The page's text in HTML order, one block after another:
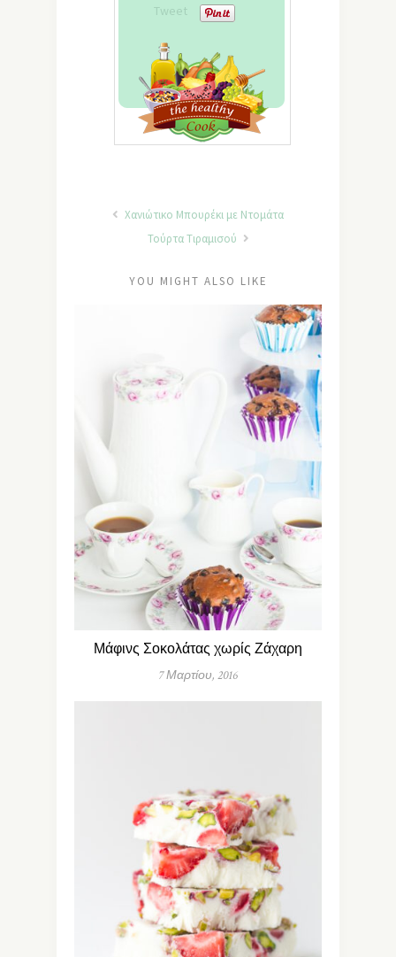
Tweet
Χανιώτικο Mπουρέκι με Ντομάτα
Τούρτα Τιραμισού
YOU MIGHT ALSO LIKE
Μάφινς Σοκολάτας χωρίς Ζάχαρη
7 Μαρτίου, 2016